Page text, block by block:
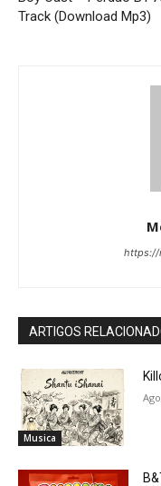
Track (Download Mp3)
https://
ARTIGOS
Musica